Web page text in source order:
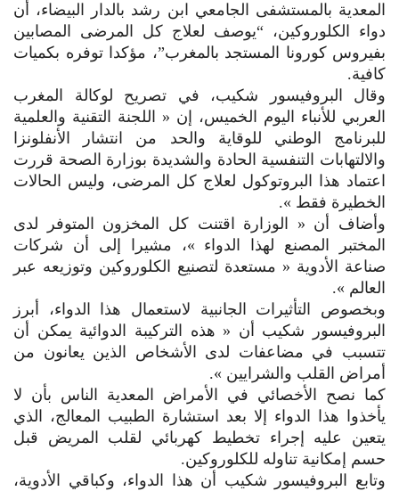
المعدية بالمستشفى الجامعي ابن رشد بالدار البيضاء، أن
دواء الكلوروكين، “يوصف لعلاج كل المرضى المصابين
بفيروس كورونا المستجد بالمغرب”، مؤكدا توفره بكميات
كافية.
وقال البروفيسور شكيب، في تصريح لوكالة المغرب
العربي للأنباء اليوم الخميس، إن « اللجنة التقنية والعلمية
للبرنامج الوطني للوقاية والحد من انتشار الأنفلونزا
والالتهابات التنفسية الحادة والشديدة بوزارة الصحة قررت
اعتماد هذا البروتوكول لعلاج كل المرضى، وليس الحالات
الخطيرة فقط ».
وأضاف أن « الوزارة اقتنت كل المخزون المتوفر لدى
المختبر المصنع لهذا الدواء »، مشيرا إلى أن شركات
صناعة الأدوية « مستعدة لتصنيع الكلوروكين وتوزيعه عبر
العالم ».
وبخصوص التأثيرات الجانبية لاستعمال هذا الدواء، أبرز
البروفيسور شكيب أن « هذه التركيبة الدوائية يمكن أن
تتسبب في مضاعفات لدى الأشخاص الذين يعانون من
أمراض القلب والشرايين ».
كما نصح الأخصائي في الأمراض المعدية الناس بأن لا
يأخذوا هذا الدواء إلا بعد استشارة الطبيب المعالج، الذي
يتعين عليه إجراء تخطيط كهربائي لقلب المريض قبل
حسم إمكانية تناوله للكلوروكين.
وتابع البروفيسور شكيب أن هذا الدواء، وكباقي الأدوية،